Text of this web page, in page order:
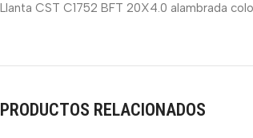
Llanta CST C1752 BFT 20X4.0 alambrada
PRODUCTOS RELACIONADOS